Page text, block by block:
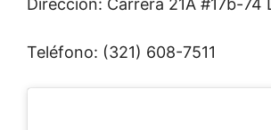
Dirección: Carrera 21A #17b-74
Teléfono: (321) 608-7511